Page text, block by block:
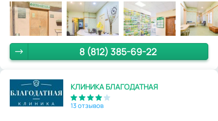
8 (812) 385-69-22
КЛИНИКА БЛАГОДАТНАЯ
13 отзывов